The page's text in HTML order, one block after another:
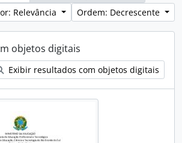
Relevância
Ordem: Decrescente
objetos digitais
Exibir resultados com objetos digitais